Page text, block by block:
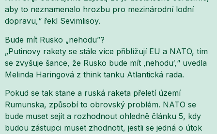
aby to neznamenalo hrozbu pro mezinárodní lodní
dopravu,“ řekl Sevimlisoy.
Bude mít Rusko „nehodu”?
„Putinovy rakety se stále více přiblížují EU a NATO, tím
se zvyšuje šance, že Rusko bude mít ‚nehodu‘,“ uvedla
Melinda Haringová z think tanku Atlantická rada.
Pokud se tak stane a ruská raketa přeletí území
Rumunska, způsobí to obrovský problém. NATO se
bude muset sejít a rozhodnout ohledně článku 5, kdy
budou zástupci muset zhodnotit, jestli se jedná o útok